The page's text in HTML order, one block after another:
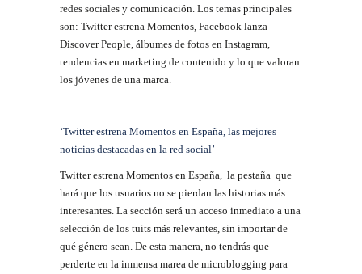
redes sociales y comunicación. Los temas principales
son: Twitter estrena Momentos, Facebook lanza
Discover People, álbumes de fotos en Instagram,
tendencias en marketing de contenido y lo que valoran
los jóvenes de una marca.
‘Twitter estrena Momentos en España, las mejores
noticias destacadas en la red social’
Twitter estrena Momentos en España, la pestaña que
hará que los usuarios no se pierdan las historias más
interesantes. La sección será un acceso inmediato a una
selección de los tuits más relevantes, sin importar de
qué género sean. De esta manera, no tendrás que
perderte en la inmensa marea de microblogging para